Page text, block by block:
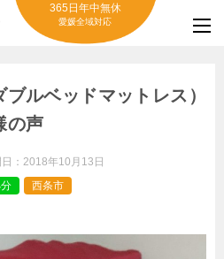
365日年中無休
愛媛全域対応
ルベッドマットレス）
の声
： 2018年10月13日
西条市